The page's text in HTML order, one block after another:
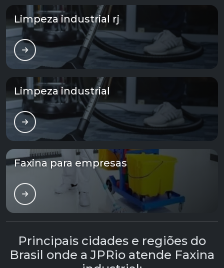
Limpeza industrial rj
Limpeza industrial
Faxina para empresas
Principais cidades e regiões do
Brasil onde a JPRio atende Faxina